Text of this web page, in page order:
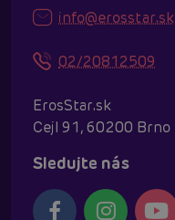
info@erosstar.sk
02/20812509
ErosStar.sk
Cejl 91, 60200 Brno
Sledujte nás